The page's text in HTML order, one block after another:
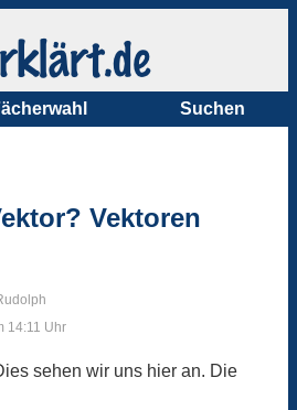
Suchen
Vektoren
14:11 Uhr
sehen wir uns hier an. Die